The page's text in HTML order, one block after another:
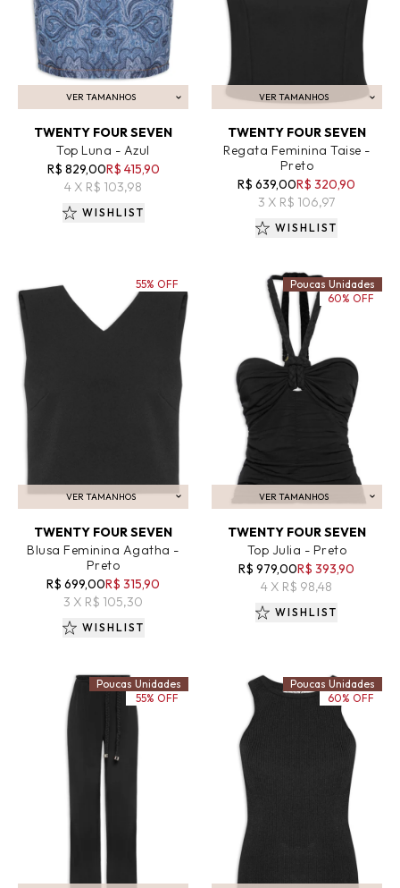
VER TAMANHOS
ADICIONAR AO CARRINHO
TWENTY FOUR SEVEN
Top Luna - Azul
R$ 829,00R$ 415,90
4 X R$ 103,98
WISHLIST
VER TAMANHOS
ADICIONAR AO CARRINHO
TWENTY FOUR SEVEN
Regata Feminina Taise -
Preto
R$ 639,00R$ 320,90
3 X R$ 106,97
WISHLIST
VER TAMANHOS
ADICIONAR AO CARRINHO
TWENTY FOUR SEVEN
Blusa Feminina Agatha -
Preto
R$ 699,00R$ 315,90
3 X R$ 105,30
55% OFF
WISHLIST
VER TAMANHOS
ADICIONAR AO CARRINHO
TWENTY FOUR SEVEN
Top Julia - Preto
R$ 979,00R$ 393,90
4 X R$ 98,48
Poucas Unidades
60% OFF
WISHLIST
Poucas Unidades
55% OFF
Poucas Unidades
60% OFF